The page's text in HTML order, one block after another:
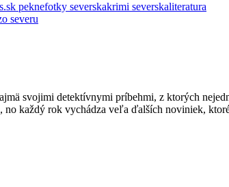
peknefotky severskakrimi severskaliteratura
severu
svojimi detektívnymi príbehmi, z ktorých
každý rok vychádza veľa ďalších noviniek,